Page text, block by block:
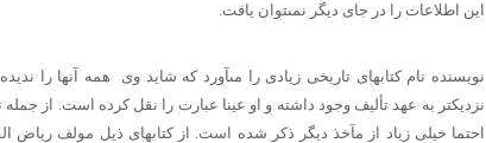
این اطلاعات را در جاى دیگر نمى‏توان یافت.
نویسنده نام کتابهاى تاریخى زیادى را مى‏آورد که شاید وی همه آنها را
نزدیکتر به عهد تألیف وجود داشته و او عینا عبارت را نقل کرده است. از
احتما خیلی زیاد از مآخذ دیگر ذکر شده است. از کتابهای ذیل مولف ریاض